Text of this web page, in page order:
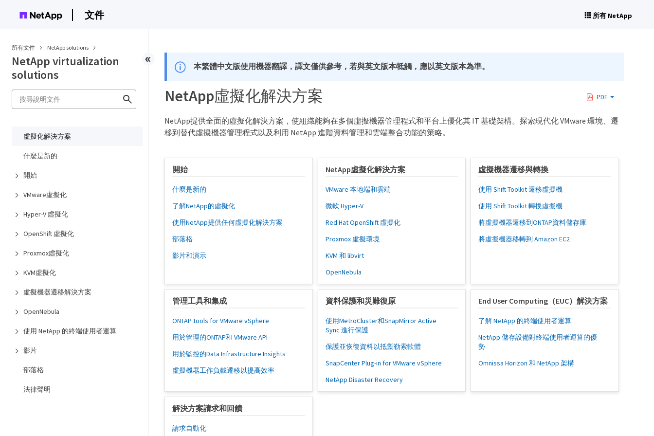
文件 所有 NetApp
所有文件 NetApp solutions
NetApp virtualization
solutions
虛擬化解決方案
什麼是新的
開始
VMware虛擬化
Hyper-V 虛擬化
OpenShift 虛擬化
Proxmox虛擬化
KVM虛擬化
虛擬機器遷移解決方案
OpenNebula
使用 NetApp 的終端使用者運算
影片
部落格
法律聲明
本繁體中文版使用機器翻譯，譯文僅供參考，若與英文版本牴觸，應以英文版本為準。
NetApp虛擬化解決方案 PDF
NetApp提供全面的虛擬化解決方案，使組織能夠在多個虛擬機器管理程式和平台上優化其 IT 基礎架構。探索現代化 VMware 環境、遷
移到替代虛擬機器管理程式以及利用 NetApp 進階資料管理和雲端整合功能的策略。
開始
什麼是新的
了解NetApp的虛擬化
使用NetApp提供任何虛擬化解決方案
部落格
影片和演示
NetApp虛擬化解決方案
VMware 本地端和雲端
微軟 Hyper-V
Red Hat OpenShift 虛擬化
Proxmox 虛擬環境
KVM 和 libvirt
OpenNebula
虛擬機器遷移與轉換
使用 Shift Toolkit 遷移虛擬機
使用 Shift Toolkit 轉換虛擬機
將虛擬機器遷移到ONTAP資料儲存庫
將虛擬機器移轉到 Amazon EC2
管理工具和集成
ONTAP tools for VMware vSphere
用於管理的ONTAP和 VMware API
用於監控的Data Infrastructure Insights
虛擬機器工作負載遷移以提高效率
資料保護和災難復原
使用MetroCluster和SnapMirror Active
Sync 進行保護
保護並恢復資料以抵禦勒索軟體
SnapCenter Plug-in for VMware vSphere
NetApp Disaster Recovery
End User Computing（EUC）解決方案
了解 NetApp 的終端使用者運算
NetApp 儲存設備對終端使用者運算的優
勢
Omnissa Horizon 和 NetApp 架構
解決方案請求和回饋
請求自動化